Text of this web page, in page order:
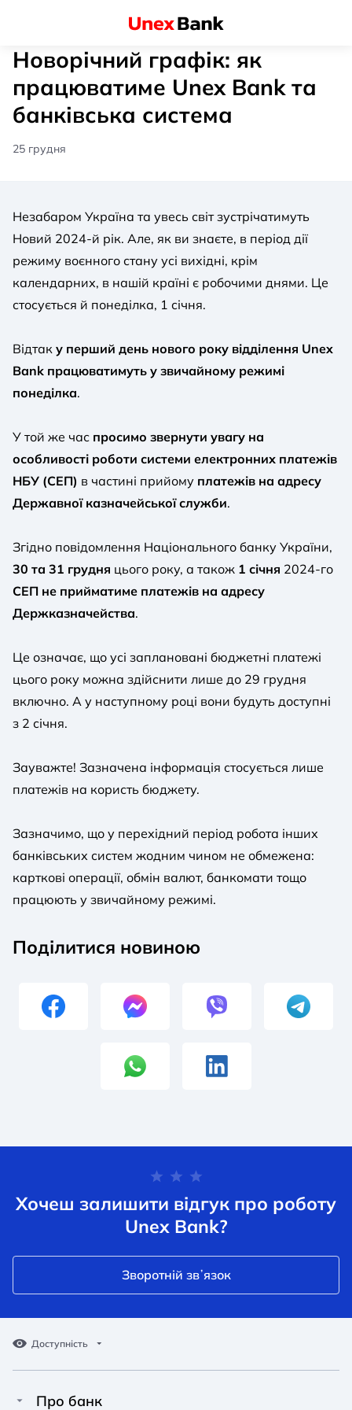
Новорічний графік: як
працюватиме Unex Bank та
банківська система
25 грудня
Незабаром Україна та увесь світ зустрічатимуть
Новий 2024-й рік. Але, як ви знаєте, в період дії
режиму воєнного стану усі вихідні, крім
календарних, в нашій країні є робочими днями. Це
стосується й понеділка, 1 січня.
Відтак у перший день нового року відділення Unex
Bank працюватимуть у звичайному режимі
понеділка.
У той же час просимо звернути увагу на
особливості роботи системи електронних платежів
НБУ (СЕП) в частині прийому платежів на адресу
Державної казначейської служби.
Згідно повідомлення Національного банку України,
30 та 31 грудня цього року, а також 1 січня 2024-го
СЕП не прийматиме платежів на адресу
Держказначейства.
Це означає, що усі заплановані бюджетні платежі
цього року можна здійснити лише до 29 грудня
включно. А у наступному році вони будуть доступні
з 2 січня.
Зауважте! Зазначена інформація стосується лише
платежів на користь бюджету.
Зазначимо, що у перехідний період робота інших
банківських систем жодним чином не обмежена:
карткові операції, обмін валют, банкомати тощо
працюють у звичайному режимі.
Поділитися новиною
Хочеш залишити відгук про роботу
Unex Bank?
Зворотній звʼязок
Доступність
Про банк